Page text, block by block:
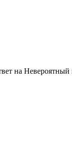
на Невероятный